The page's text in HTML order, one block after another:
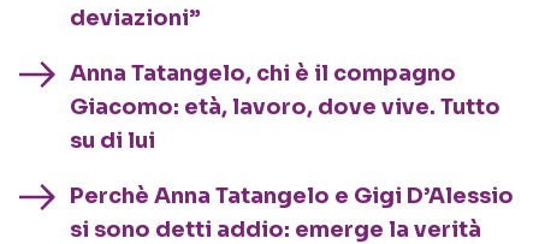
deviazioni”
Anna Tatangelo, chi è il compagno
Giacomo: età, lavoro, dove vive. Tutto
su di lui
Perchè Anna Tatangelo e Gigi D’Alessio
si sono detti addio: emerge la verità